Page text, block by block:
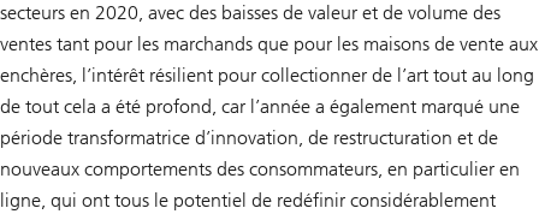
secteurs en 2020, avec des baisses de valeur et de volume des
ventes tant pour les marchands que pour les maisons de vente aux
enchères, l’intérêt résilient pour collectionner de l’art tout au long
de tout cela a été profond, car l’année a également marqué une
période transformatrice d’innovation, de restructuration et de
nouveaux comportements des consommateurs, en particulier en
ligne, qui ont tous le potentiel de redéfinir considérablement